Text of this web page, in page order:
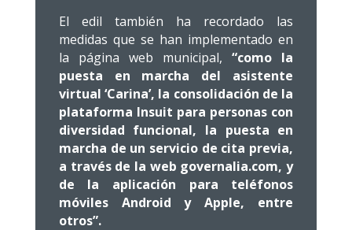
El edil también ha recordado las
medidas que se han implementado en
la página web municipal,“como la
puesta en marcha del asistente
virtual ‘Carina’, la consolidación de la
plataforma Insuit para personas con
diversidad funcional, la puesta en
marcha de un servicio de cita previa,
a través de la web governalia.com, y
de la aplicación para teléfonos
móviles Android y Apple, entre
otros”.